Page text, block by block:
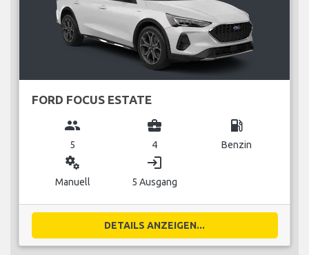
FORD FOCUS ESTATE
group
5
business_center
4
local_gas_station
Benzin
miscellaneous_services
Manuell
login
5 Ausgang
DETAILS ANZEIGEN...